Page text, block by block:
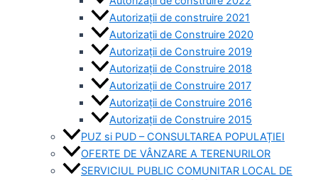
Autorizații de construire 2021
Autorizații de Construire 2020
Autorizații de Construire 2019
Autorizaţii de Construire 2018
Autorizaţii de Construire 2017
Autorizaţii de Construire 2016
Autorizaţii de Construire 2015
PUZ si PUD – CONSULTAREA POPULAȚIEI
OFERTE DE VÂNZARE A TERENURILOR
SERVICIUL PUBLIC COMUNITAR LOCAL DE